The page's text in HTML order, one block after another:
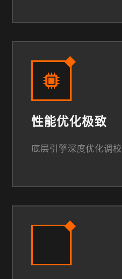
性能优化极致
底层引擎深度优化调校